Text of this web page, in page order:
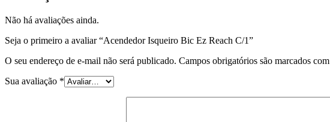
Não há avaliações ainda.
Seja o primeiro a avaliar “Acendedor Isqueiro Bic Ez Reach C/1”
O seu endereço de e-mail não será publicado. Campos obrigatórios são marcados com
Sua avaliação *